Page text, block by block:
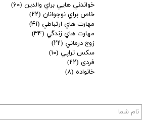
خواندني هايي براي والدين (۶۰)
خاص براي نوجوانان (۲۲)
مهارت هاي ارتباطي (۴۱)
مهارت هاي زندگي (۳۴)
زوج درماني (۲۲)
سكس تراپي (۱۰)
فردی (۲۲)
خانواده (۸)